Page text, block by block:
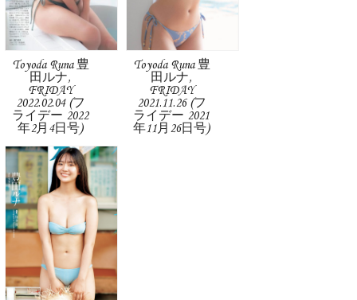
Toyoda Runa 豊
田ルナ,
FRIDAY
2022.02.04 (フ
ライデー 2022
年2月4日号)
Toyoda Runa 豊
田ルナ,
FRIDAY
2021.11.26 (フ
ライデー 2021
年11月26日号)